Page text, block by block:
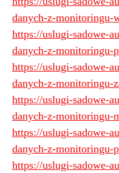
danych-z-monitoringu-
https://uslugi-sadowe-
danych-z-monitoringu-
https://uslugi-sadowe-
danych-z-monitoringu-
https://uslugi-sadowe-
danych-z-monitoringu-
https://uslugi-sadowe-
danych-z-monitoringu-
https://uslugi-sadowe-